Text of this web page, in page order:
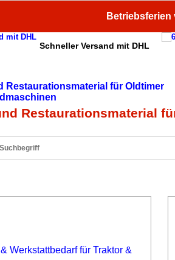
Betriebsferien
Schneller Versand mit DHL
Restaurationsmaterial